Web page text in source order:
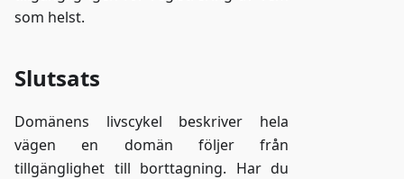
som helst.
Slutsats
Domänens livscykel beskriver hela
vägen en domän följer från
tillgänglighet till borttagning. Har du